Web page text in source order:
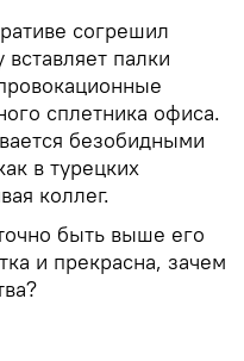
согрешил
палки
сплетника офиса.
безобидными
в турецких
коллег.
быть выше его
и прекрасна, зачем